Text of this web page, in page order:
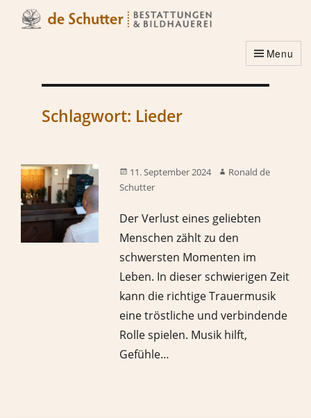
Menu
Schlagwort: Lieder
11. September 2024
Ronald de
Schutter
Der Verlust eines geliebten
Menschen zählt zu den
schwersten Momenten im
Leben. In dieser schwierigen Zeit
kann die richtige Trauermusik
eine tröstliche und verbindende
Rolle spielen. Musik hilft,
Gefühle…